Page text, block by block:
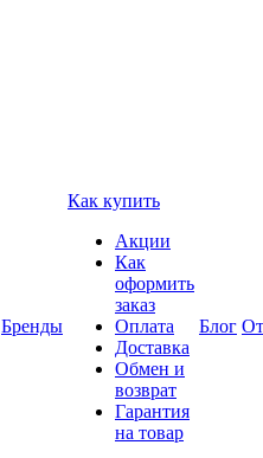
Бренды
Как купить
Акции
Как
оформить
заказ
Оплата
Доставка
Обмен и
возврат
Гарантия
на товар
Блог